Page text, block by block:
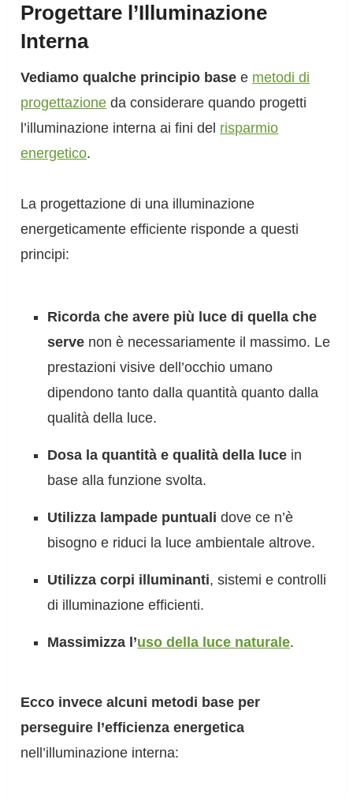
Progettare l’Illuminazione
Interna
Vediamo qualche principio base e metodi di
progettazione da considerare quando progetti
l’illuminazione interna ai fini del risparmio
energetico.
La progettazione di una illuminazione
energeticamente efficiente risponde a questi
principi:
Ricorda che avere più luce di quella che
serve non è necessariamente il massimo. Le
prestazioni visive dell’occhio umano
dipendono tanto dalla quantità quanto dalla
qualità della luce.
Dosa la quantità e qualità della luce in
base alla funzione svolta.
Utilizza lampade puntuali dove ce n’è
bisogno e riduci la luce ambientale altrove.
Utilizza corpi illuminanti, sistemi e controlli
di illuminazione efficienti.
Massimizza l’uso della luce naturale.
Ecco invece alcuni metodi base per
perseguire l’efficienza energetica
nell’illuminazione interna: